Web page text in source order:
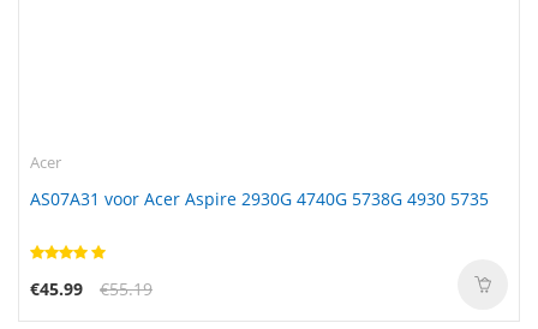
Acer
AS07A31 voor Acer Aspire 2930G 4740G 5738G 4930 5735
€45.99 €55.19